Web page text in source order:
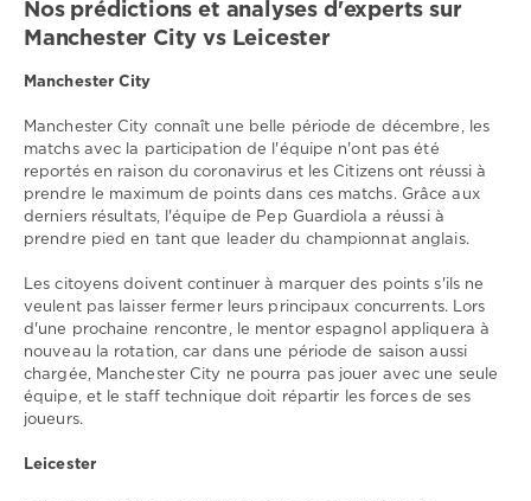
1xbet
1
Manchester
City
Leicester,
Premier
League
Nos prédictions et analyses d'experts sur
Manchester City vs Leicester
Manchester City
Manchester City connaît une belle période de décembre, les
matchs avec la participation de l'équipe n'ont pas été
reportés en raison du coronavirus et les Citizens ont réussi à
prendre le maximum de points dans ces matchs. Grâce aux
derniers résultats, l'équipe de Pep Guardiola a réussi à
prendre pied en tant que leader du championnat anglais.
Les citoyens doivent continuer à marquer des points s'ils ne
veulent pas laisser fermer leurs principaux concurrents. Lors
d'une prochaine rencontre, le mentor espagnol appliquera à
nouveau la rotation, car dans une période de saison aussi
chargée, Manchester City ne pourra pas jouer avec une seule
équipe, et le staff technique doit répartir les forces de ses
joueurs.
Leicester